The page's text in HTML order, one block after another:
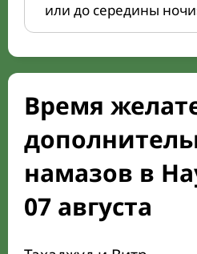
или до середины
Время
намазов в
07 августа